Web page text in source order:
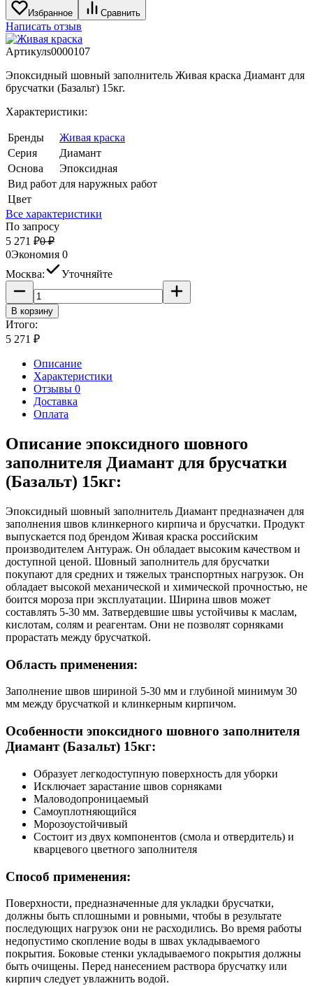
Избранное Сравнить
Написать отзыв
Артикулs0000107
Эпоксидный шовный заполнитель Живая краска Диамант для
брусчатки (Базальт) 15кг.
Характеристики:
Бренды
Живая краска
Серия
Диамант
Основа
Эпоксидная
Вид работ для наружных работ
Цвет
Все характеристики
По запросу
5 271 ₽0 ₽
0Экономия 0
Москва:
Уточняйте
В корзину
Итого:
5 271 ₽
Описание
Характеристики
Отзывы 0
Доставка
Оплата
Описание эпоксидного шовного
заполнителя Диамант для брусчатки
(Базальт) 15кг:
Эпоксидный шовный заполнитель Диамант предназначен для
заполнения швов клинкерного кирпича и брусчатки. Продукт
выпускается под брендом Живая краска российским
производителем Антураж. Он обладает высоким качеством и
доступной ценой. Шовный заполнитель для брусчатки
покупают для средних и тяжелых транспортных нагрузок. Он
обладает высокой механической и химической прочностью, не
боится мороза при эксплуатации. Ширина швов может
составлять 5-30 мм. Затвердевшие швы устойчивы к маслам,
кислотам, солям и реагентам. Они не позволят сорняками
прорастать между брусчаткой.
Область применения:
Заполнение швов шириной 5-30 мм и глубиной минимум 30
мм между брусчаткой и клинкерным кирпичом.
Особенности эпоксидного шовного заполнителя
Диамант (Базальт) 15кг:
Образует легкодоступную поверхность для уборки
Исключает зарастание швов сорняками
Маловодопроницаемый
Самоуплотняющийся
Морозоустойчивый
Состоит из двух компонентов (смола и отвердитель) и
кварцевого цветного заполнителя
Способ применения:
Поверхности, предназначенные для укладки брусчатки,
должны быть сплошными и ровными, чтобы в результате
последующих нагрузок они не расходились. Во время работы
недопустимо скопление воды в швах укладываемого
покрытия. Боковые стенки укладываемого покрытия должны
быть очищены. Перед нанесением раствора брусчатку или
кирпич следует увлажнить водой.